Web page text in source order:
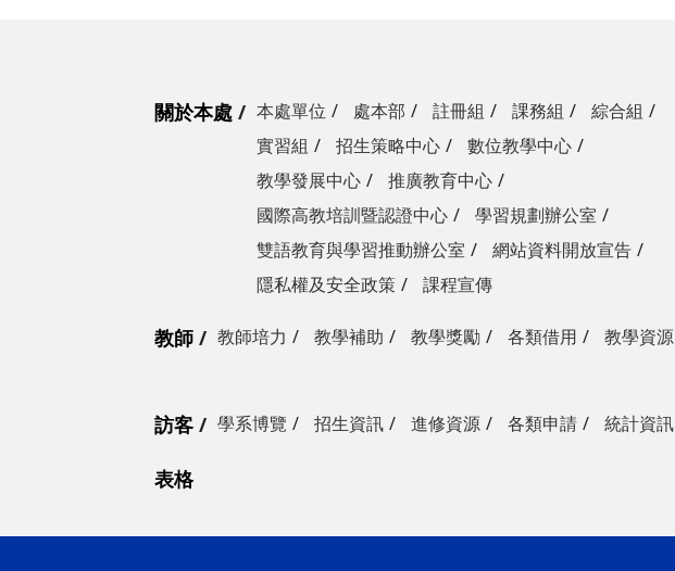
關於本處 本處單位 處本部 註冊組 課務組
綜合組
實習組
招生策略中心
數位教學中心
教學發展中心
推廣教育中心
國際高教培訓暨認證中心
學習規劃辦公室
雙語教育與學習推動辦公室
網站資料開放宣告
隱私權及安全政策
課程宣傳
教師 教師培力 教學補助 教學獎勵 各類借用 教學資源
訪客 學系博覽 招生資訊 進修資源 各類申請 統計資訊
表格